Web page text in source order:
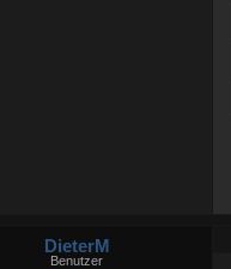
DieterM
Benutzer